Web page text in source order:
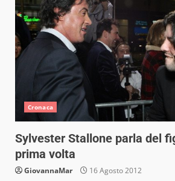
Cronaca
Sylvester Stallone parla del
prima volta
GiovannaMar 16 Agosto 2012